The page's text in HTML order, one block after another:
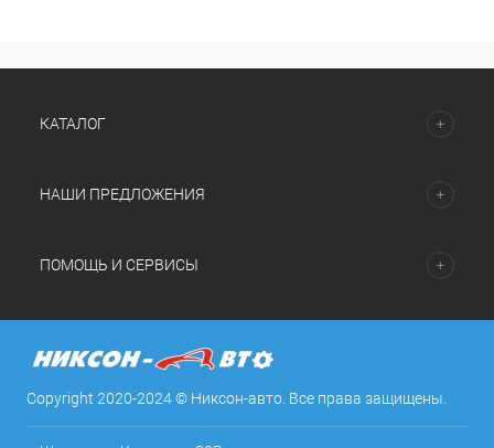
КАТАЛОГ
НАШИ ПРЕДЛОЖЕНИЯ
ПОМОЩЬ И СЕРВИСЫ
Copyright 2020-2024 © Никсон-авто. Все права защищены.